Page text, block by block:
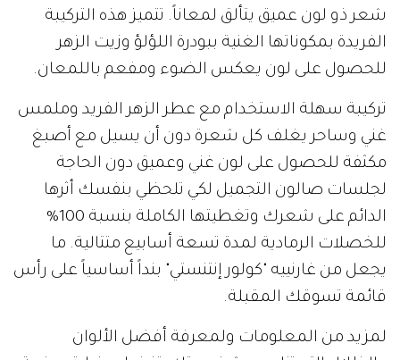
شعر ذو لون عميق يتألق لمعاناً. تتميز هذه التركيبة
الفريدة بمكوناتها الغنية ببودرة اللؤلؤ وزيت الزهر
للحصول على لون يعكس الضوء ومفعم باللمعان.
تركيبة سهلة الاستخدام مع عطر الزهر الفريد وملمس
غني وساحر يغلف كل شعرة دون أن يسيل مع أصبغ
مكثفة للحصول على لون غني وعميق دون الحاجة
لجلسات صالون التجميل لكي تلحظي بنفسك أثرها
الدائم على شعرك وتغطيتها الكاملة بنسبة 100%
للخصلات الرمادية لمدة تسعة أسابيع متتالية. ما
يجعل من غارنييه "كولور إنتنستي" بنداً أساسياً على رأس
قائمة تسوقك المقبلة.
لمزيد من المعلومات ولمعرفة أفضل الألوان